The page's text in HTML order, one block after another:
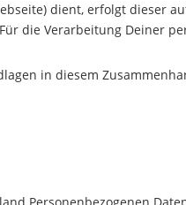
dient, erfolgt dieser
die Verarbeitung Deiner
in diesem